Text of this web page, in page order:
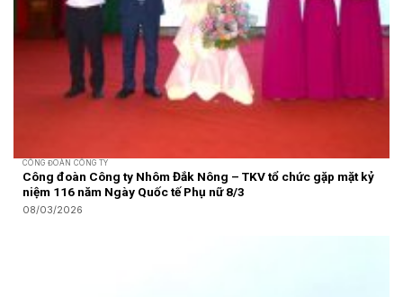
CÔNG ĐOÀN CÔNG TY
Công đoàn Công ty Nhôm Đắk Nông – TKV tổ chức gặp mặt kỷ
niệm 116 năm Ngày Quốc tế Phụ nữ 8/3
08/03/2026